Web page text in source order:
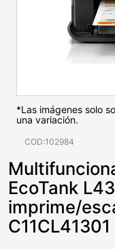
*Las imágenes solo
una variación.
COD:102984
EcoTank
imprime/
C11CL41301